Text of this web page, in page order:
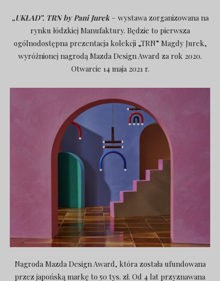
„UKŁAD”. TRN by Pani Jurek– wystawa zorganizowana na
rynku łódzkiej Manufaktury. Będzie to pierwsza
ogólnodostępna prezentacja kolekcji „TRN” Magdy Jurek,
wyróżnionej nagrodą Mazda Design Award za rok 2020.
Otwarcie 14 maja 2021 r.
Nagroda Mazda Design Award, która została ufundowana
przez japońską markę to 50 tys. zł. Od 4 lat przyznawana